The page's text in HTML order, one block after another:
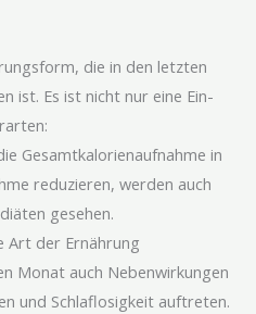
die in den letzten
ist. Es ist nicht nur eine Ein-
Gesamtkalorienaufnahme in
reduzieren, werden auch
gesehen.
Art der Ernährung
Monat auch Nebenwirkungen
und Schlaflosigkeit auftreten.